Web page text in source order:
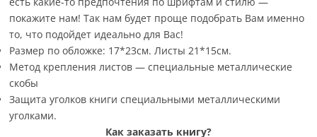
покажите нам! Так нам будет проще подобрать Вам именно
то, что подойдет идеально для Вас!
Размер по обложке: 17*23см. Листы 21*15см.
Метод крепления листов — специальные металлические
скобы
Защита уголков книги специальными металлическими
уголками.
Как заказать книгу?